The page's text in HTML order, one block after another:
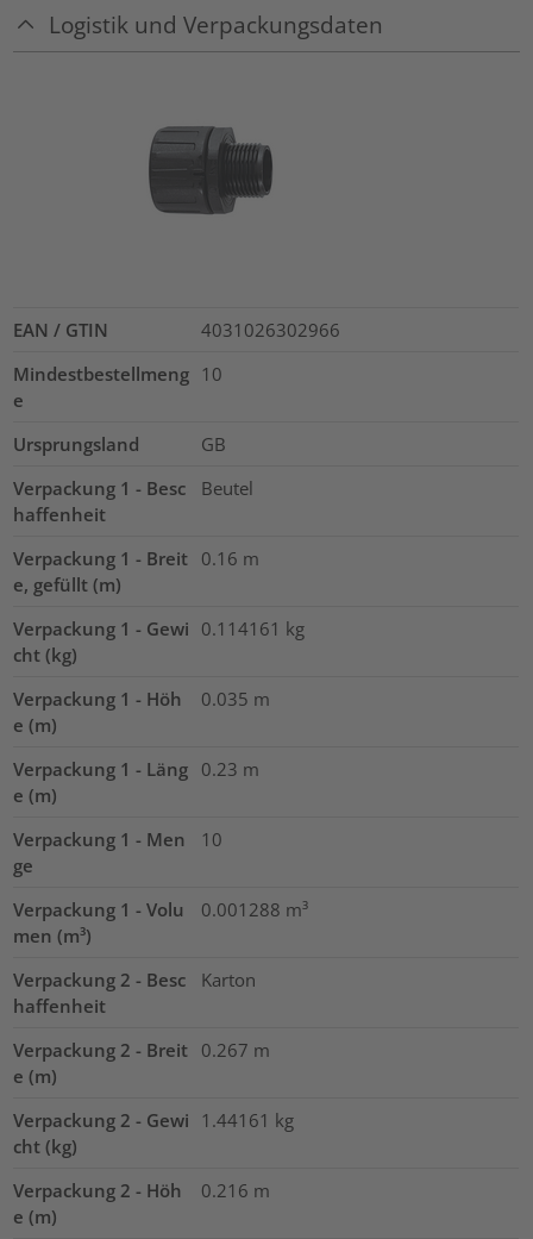
Logistik und Verpackungsdaten
EAN / GTIN
4031026302966
Mindestbestellmeng
e
10
Ursprungsland
GB
Verpackung 1 - Besc
haffenheit
Beutel
Verpackung 1 - Breit
e, gefüllt (m)
0.16 m
Verpackung 1 - Gewi
cht (kg)
0.114161 kg
Verpackung 1 - Höh
e (m)
0.035 m
Verpackung 1 - Läng
e (m)
0.23 m
Verpackung 1 - Men
ge
10
Verpackung 1 - Volu
men (m³)
0.001288 m³
Verpackung 2 - Besc
haffenheit
Karton
Verpackung 2 - Breit
e (m)
0.267 m
Verpackung 2 - Gewi
cht (kg)
1.44161 kg
Verpackung 2 - Höh
e (m)
0.216 m